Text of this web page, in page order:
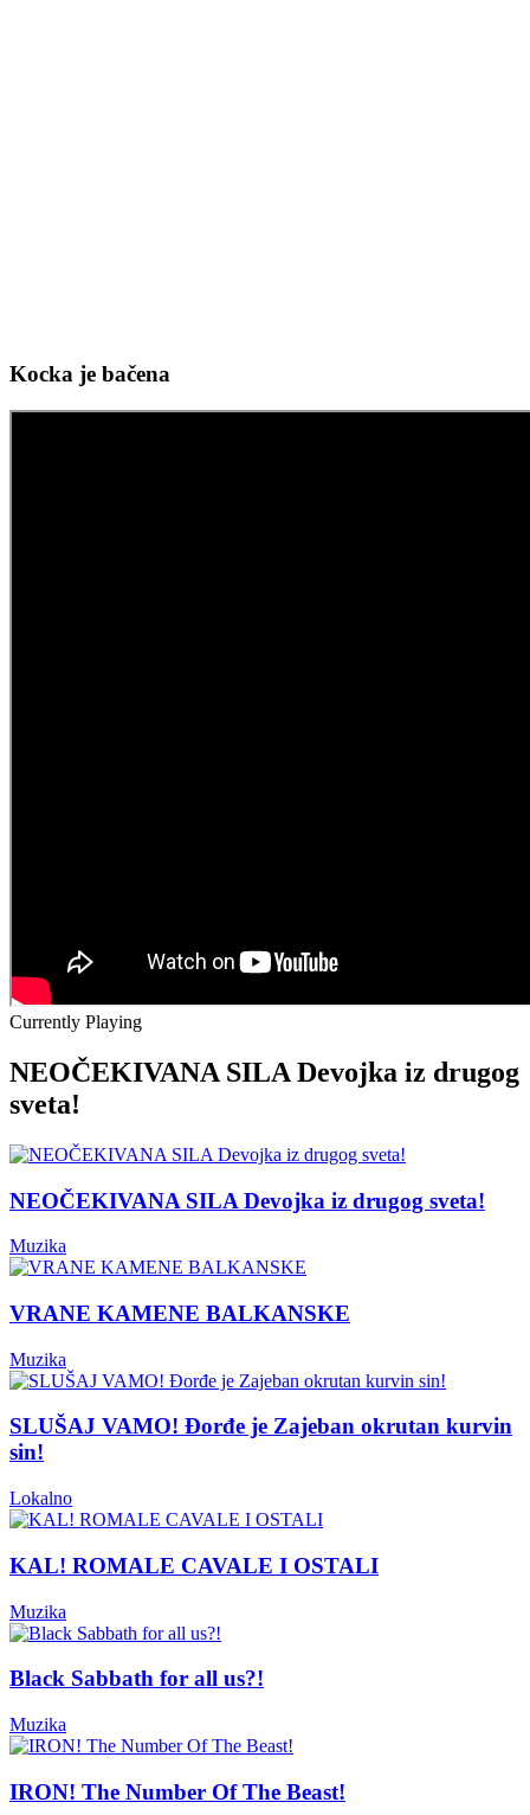
Kocka je bačena
Currently Playing
NEOČEKIVANA SILA Devojka iz drugog
sveta!
NEOČEKIVANA SILA Devojka iz drugog sveta!
Muzika
VRANE KAMENE BALKANSKE
Muzika
SLUŠAJ VAMO! Đorđe je Zajeban okrutan kurvin
sin!
Lokalno
KAL! ROMALE CAVALE I OSTALI
Muzika
Black Sabbath for all us?!
Muzika
IRON! The Number Of The Beast!